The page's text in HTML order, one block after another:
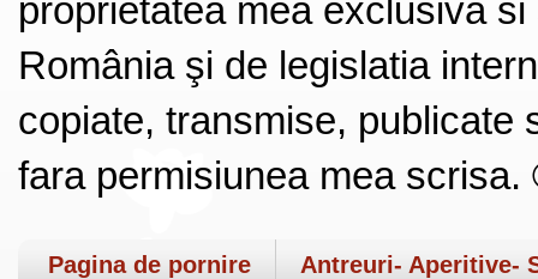
proprietatea mea exclusiva
România şi de legislatia
copiate, transmise, publicate
fara permisiunea mea
Pagina de pornire
Antreuri- Aperitive-